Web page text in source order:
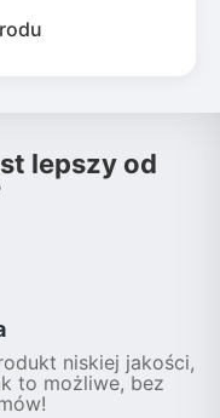
lepszy od
niskiej jakości,
to możliwe, bez